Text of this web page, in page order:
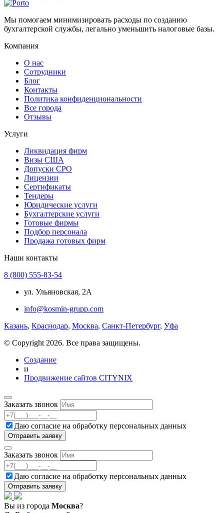
Мы помогаем минимизировать расходы по созданию
бухгалтерской службы, легально уменьшить налоговые базы.
Компания
О нас
Сотрудники
Блог
Контакты
Политика конфиденциональности
Все города
Отзывы
Услуги
Ликвидация фирм
Визы США
Допуски СРО
Лицензии
Сертификаты
Тендеры
Юридические услуги
Бухгалтерские услуги
Готовые фирмы
Подбор персонала
Продажа готовых фирм
Наши контакты
8 (800) 555-83-54
ул. Ульяновская, 2А
info@kosmin-grupp.com
Казань, Краснодар, Москва, Санкт-Петербург, Уфа
© Copyright 2026. Все права защищены.
Создание
и
Продвижение сайтов CITYNIX
Заказать звонок
Даю согласие на обработку персональных данных
Заказать звонок
Даю согласие на обработку персональных данных
Вы из города Москва?